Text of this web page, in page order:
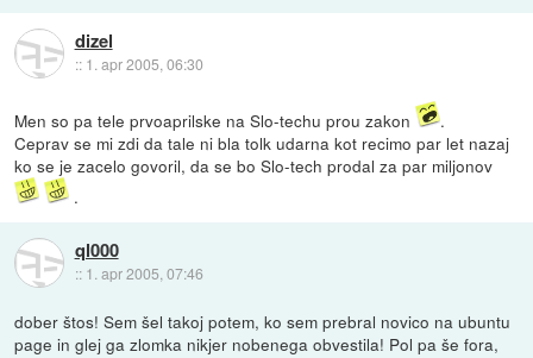
dizel
:: 1. apr 2005, 06:30
Men so pa tele prvoaprilske na Slo-techu prou zakon
.
Ceprav se mi zdi da tale ni bla tolk udarna kot recimo par let nazaj
ko se je zacelo govoril, da se bo Slo-tech prodal za par miljonov
.
ql000
:: 1. apr 2005, 07:46
dober štos! Sem šel takoj potem, ko sem prebral novico na ubuntu
page in glej ga zlomka nikjer nobenega obvestila! Pol pa še fora,